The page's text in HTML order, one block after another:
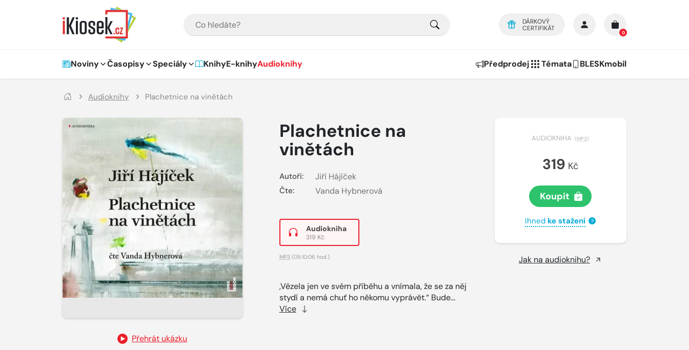
DÁRKOVÝ
CERTIFIKÁT
0
Hlavní navigace
Noviny Časopisy Speciály KnihyE-knihyAudioknihy Předprodej Témata BLESKmobil
Audioknihy Plachetnice na vinětách
Přehrát ukázku
Plachetnice na
vinětách
Autoři: Jiří Hájíček
Čte: Vanda Hybnerová
Audiokniha
319 Kč
MP3(08:10:06 hod.)
,Vězela jen ve svém příběhu a vnímala, že se za něj
stydí a nemá chuť ho někomu vyprávět.“ Bude...
Více
AUDIOKNIHA (MP3)
319 Kč
Koupit
Ihned ke stažení ?
Jak na audioknihu?